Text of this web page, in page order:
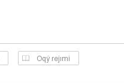
Оqý rejımi